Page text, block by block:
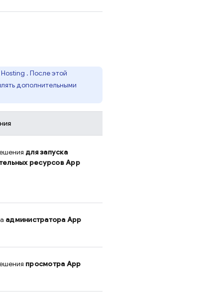
. После этой
дополнительными
для запуска
ресурсовApp
администратора App
просмотра App